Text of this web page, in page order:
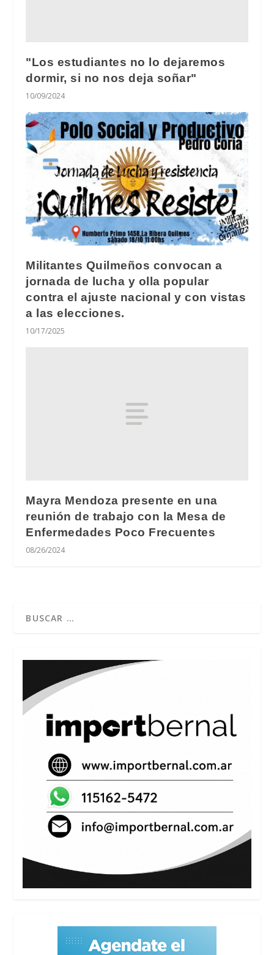
"Los estudiantes no lo dejaremos
dormir, si no nos deja soñar"
10/09/2024
Militantes Quilmeños convocan a
jornada de lucha y olla popular
contra el ajuste nacional y con vistas
a las elecciones.
10/17/2025
Mayra Mendoza presente en una
reunión de trabajo con la Mesa de
Enfermedades Poco Frecuentes
08/26/2024